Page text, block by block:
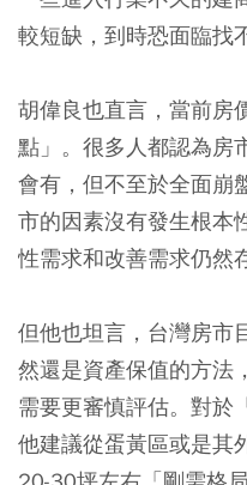
較短缺，到時恐面臨找
胡偉良也直言，當前房
點」。很多人都認為房
會有，但不至於全面崩
市的因素沒有發生根本
性需求和改善需求仍然
但他也坦言，台灣房市
然還是資產保值的方法
需要更審慎評估。對於
他建議從蛋黃區或是其